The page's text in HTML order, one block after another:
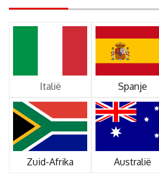
Italië Spanje
Zuid-Afrika Australië